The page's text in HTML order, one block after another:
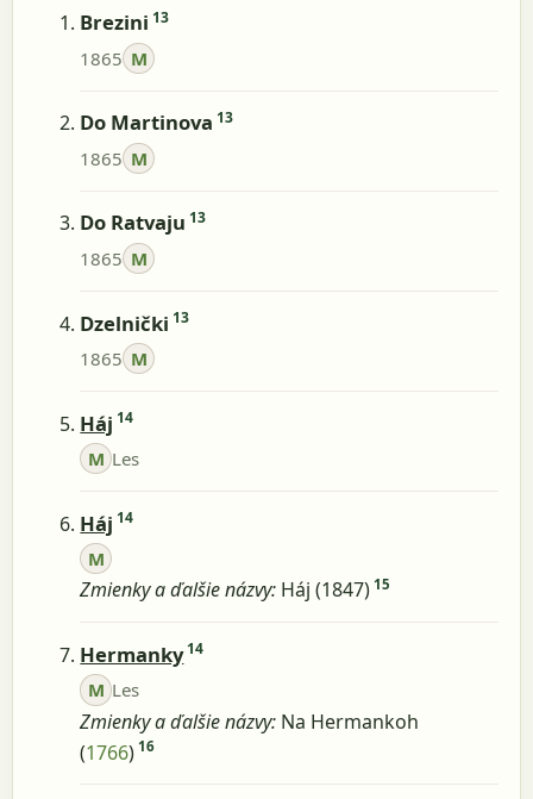
Brezini 13
1865 M
Do Martinova 13
1865 M
Do Ratvaju 13
1865 M
Dzelnički 13
1865 M
Háj 14
M Les
Háj 14
M
Zmienky a ďalšie názvy: Háj (1847) 15
Hermanky 14
M Les
Zmienky a ďalšie názvy: Na Hermankoh
(1766) 16